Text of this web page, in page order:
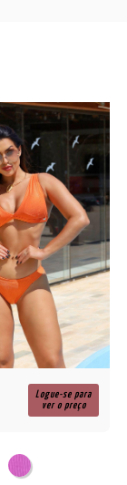
Logue-se para
ver o preço